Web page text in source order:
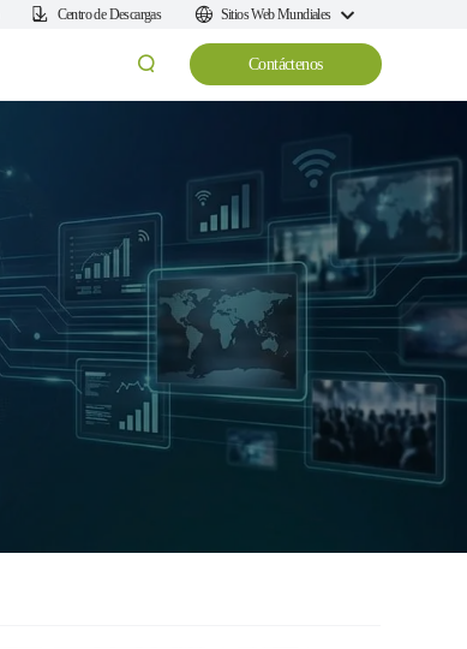
Centro de Descargas Sitios Web Mundiales
Contáctenos